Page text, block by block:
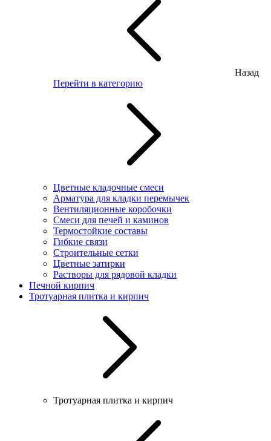
Назад
Перейти в категорию
Цветные кладочные смеси
Арматура для кладки перемычек
Вентиляционные коробочки
Смеси для печей и каминов
Термостойкие составы
Гибкие связи
Строительные сетки
Цветные затирки
Растворы для рядовой кладки
Печной кирпич
Тротуарная плитка и кирпич
Тротуарная плитка и кирпич